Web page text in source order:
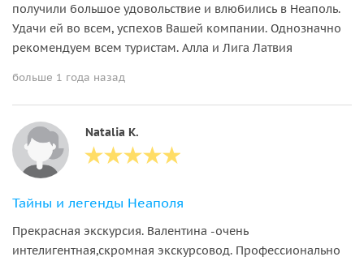
получили большое удовольствие и влюбились в Неаполь.
Удачи ей во всем, успехов Вашей компании. Однозначно
рекомендуем всем туристам. Алла и Лига Латвия
больше 1 года назад
Natalia K.
Тайны и легенды Неаполя
Прекрасная экскурсия. Валентина -очень
интелигентная,скромная экскурсовод. Профессионально